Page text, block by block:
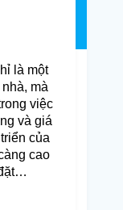
là một
mà
việc
và giá
của
cao